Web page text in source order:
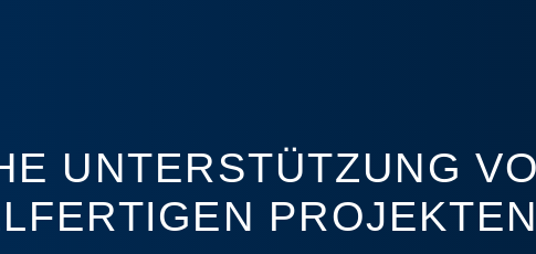
UNTERSTÜTZUNG